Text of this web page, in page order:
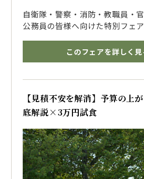
自衛隊・警察・消防・教職員・
公務員の皆様へ向けた特別フェア
ならではの安心感と、
1日1組貸切ウェディングの自由
博多で結婚式を挙げるならザ・
ス博多のブライダルフェアへ
このフェアを詳しく見
【見積不安を解消】予算の上
底解説×3万円試食